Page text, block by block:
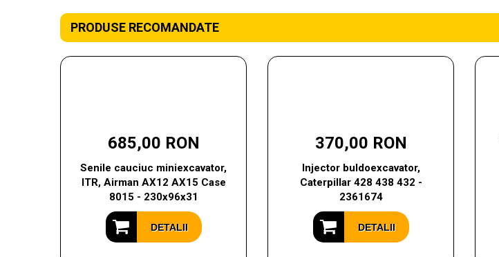
PRODUSE RECOMANDATE
685,00 RON
Senile cauciuc miniexcavator,
ITR, Airman AX12 AX15 Case
8015 - 230x96x31
DETALII
370,00 RON
Injector buldoexcavator,
Caterpillar 428 438 432 -
2361674
DETALII